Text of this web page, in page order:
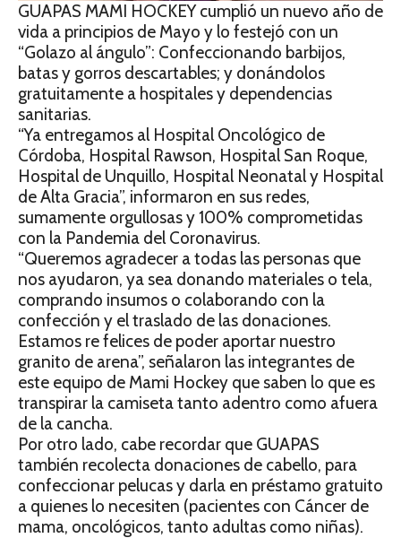
GUAPAS MAMI HOCKEY cumplió un nuevo año de
vida a principios de Mayo y lo festejó con un
“Golazo al ángulo”: Confeccionando barbijos,
batas y gorros descartables; y donándolos
gratuitamente a hospitales y dependencias
sanitarias.
“Ya entregamos al Hospital Oncológico de
Córdoba, Hospital Rawson, Hospital San Roque,
Hospital de Unquillo, Hospital Neonatal y Hospital
de Alta Gracia”, informaron en sus redes,
sumamente orgullosas y 100% comprometidas
con la Pandemia del Coronavirus.
“Queremos agradecer a todas las personas que
nos ayudaron, ya sea donando materiales o tela,
comprando insumos o colaborando con la
confección y el traslado de las donaciones.
Estamos re felices de poder aportar nuestro
granito de arena”, señalaron las integrantes de
este equipo de Mami Hockey que saben lo que es
transpirar la camiseta tanto adentro como afuera
de la cancha.
Por otro lado, cabe recordar que GUAPAS
también recolecta donaciones de cabello, para
confeccionar pelucas y darla en préstamo gratuito
a quienes lo necesiten (pacientes con Cáncer de
mama, oncológicos, tanto adultas como niñas).